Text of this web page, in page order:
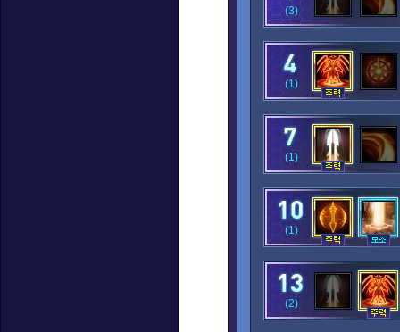
(3)
(1)
(1)
(1)
(2)